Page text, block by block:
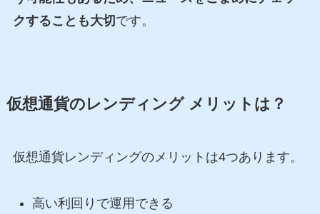
クすることも大切です。
仮想通貨のレンディング メリットは？
仮想通貨レンディングのメリットは4つあります。
高い利回りで運用できる